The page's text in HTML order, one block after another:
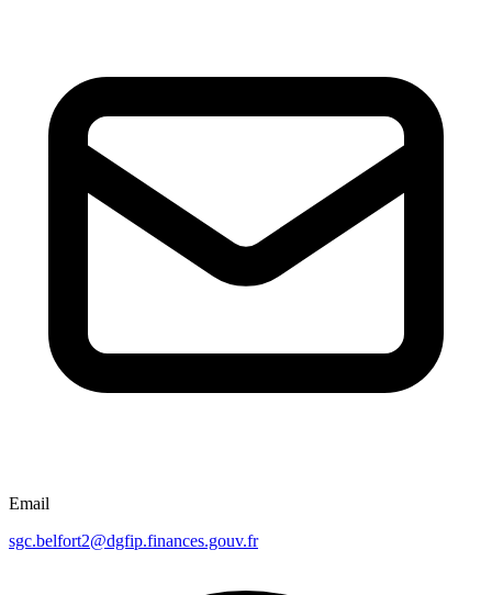
Email
sgc.belfort2@dgfip.finances.gouv.fr